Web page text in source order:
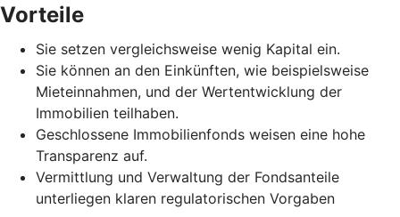
Vorteile
Sie setzen vergleichsweise wenig Kapital ein.
Sie können an den Einkünften, wie beispielsweise
Mieteinnahmen, und der Wertentwicklung der
Immobilien teilhaben.
Geschlossene Immobilienfonds weisen eine hohe
Transparenz auf.
Vermittlung und Verwaltung der Fondsanteile
unterliegen klaren regulatorischen Vorgaben